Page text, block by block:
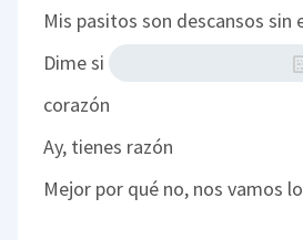
Mis pasitos son descansos sin
Dime si
corazón
Ay, tienes razón
Mejor por qué no, nos vamos